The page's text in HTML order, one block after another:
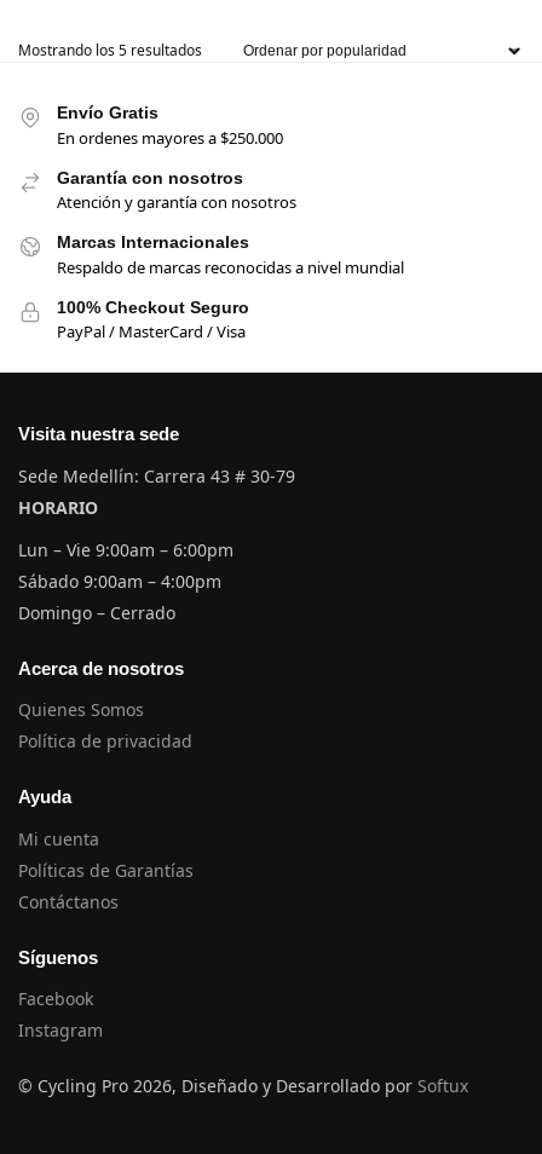
Mostrando los 5 resultados
Envío Gratis
En ordenes mayores a $250.000
Garantía con nosotros
Atención y garantía con nosotros
Marcas Internacionales
Respaldo de marcas reconocidas a nivel mundial
100% Checkout Seguro
PayPal / MasterCard / Visa
Visita nuestra sede
Sede Medellín: Carrera 43 # 30-79
HORARIO
Lun – Vie 9:00am – 6:00pm
Sábado 9:00am – 4:00pm
Domingo – Cerrado
Acerca de nosotros
Quienes Somos
Política de privacidad
Ayuda
Mi cuenta
Políticas de Garantías
Contáctanos
Síguenos
Facebook
Instagram
© Cycling Pro 2026, Diseñado y Desarrollado por Softux